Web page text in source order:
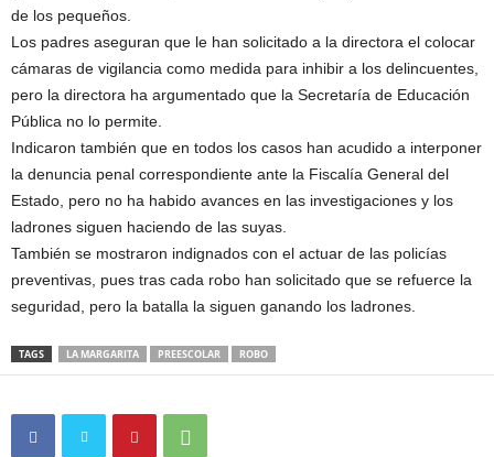
de los pequeños.
Los padres aseguran que le han solicitado a la directora el colocar
cámaras de vigilancia como medida para inhibir a los delincuentes,
pero la directora ha argumentado que la Secretaría de Educación
Pública no lo permite.
Indicaron también que en todos los casos han acudido a interponer
la denuncia penal correspondiente ante la Fiscalía General del
Estado, pero no ha habido avances en las investigaciones y los
ladrones siguen haciendo de las suyas.
También se mostraron indignados con el actuar de las policías
preventivas, pues tras cada robo han solicitado que se refuerce la
seguridad, pero la batalla la siguen ganando los ladrones.
TAGS LA MARGARITA PREESCOLAR ROBO